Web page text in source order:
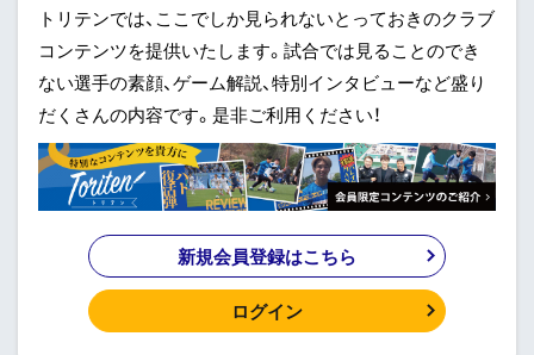
トリテンでは、ここでしか見られないとっておきのクラブ
コンテンツを提供いたします。試合では見ることのでき
ない選手の素顔、ゲーム解説、特別インタビューなど盛り
だくさんの内容です。是非ご利用ください！
新規会員登録はこちら
ログイン